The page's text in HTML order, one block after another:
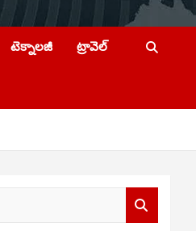
టెక్నాలజీ ట్రావెల్